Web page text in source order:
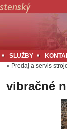
SLUŽBY
» Predaj a servis
vibračné